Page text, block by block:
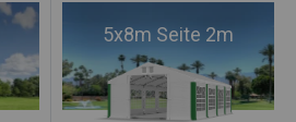
5x8m Seite 2m